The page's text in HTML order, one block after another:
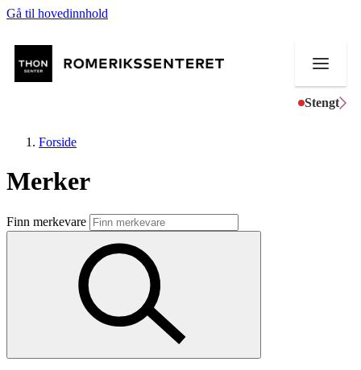
Gå til hovedinnhold
Stengt
Butikker
Mat og drikke
Aktiviteter
Forside
Merker
Finn merkevare